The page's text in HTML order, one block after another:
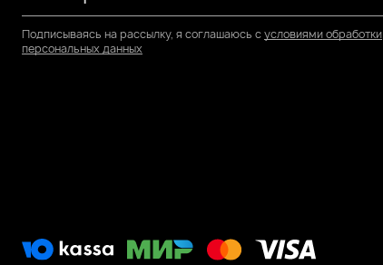
Подписываясь на рассылку, я соглашаюсь сусловиями обработки
персональных данных